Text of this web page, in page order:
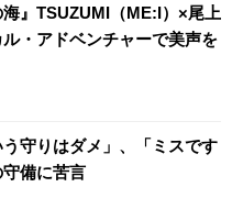
海』TSUZUMI（ME:I）×尾上
・アドベンチャーで美声を
守りはダメ」、「ミスです
備に苦言